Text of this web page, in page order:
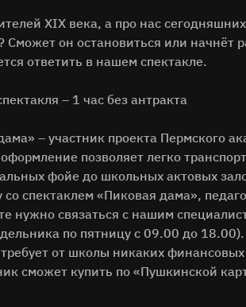
XIX века, а про нас
Сможет он остановиться или начнёт
ответить в нашем спектакле.
– 1 час без антракта
– участник проекта Пермского
позволяет легко
фойе до школьных актовых
спектаклем «Пиковая дама»,
нужно связаться с нашим
по пятницу с 09.00 до 18.00).
от школы никаких
сможет купить по «Пушкинской